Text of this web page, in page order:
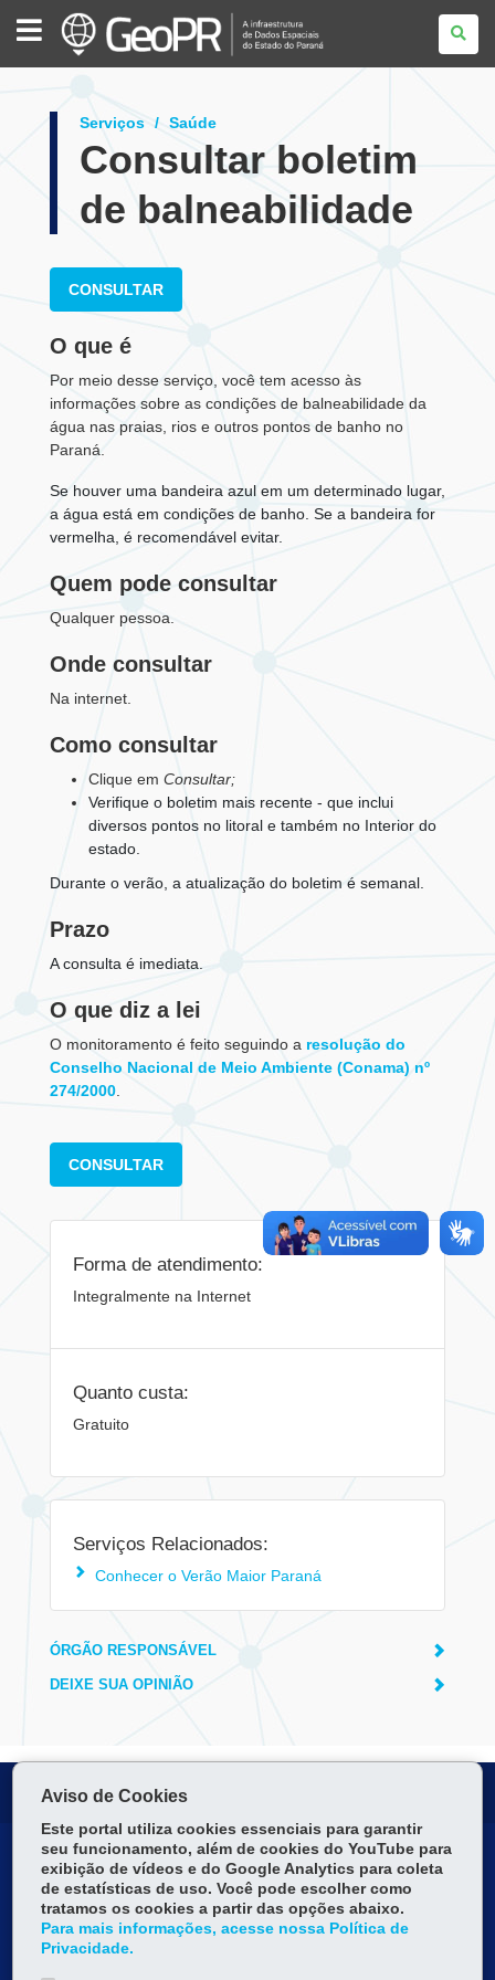
GEOPR
Serviços Saúde
Consultar boletim
de balneabilidade
CONSULTAR
O que é
Por meio desse serviço, você tem acesso às
informações sobre as condições de balneabilidade da
água nas praias, rios e outros pontos de banho no
Paraná.
Se houver uma bandeira azul em um determinado lugar,
a água está em condições de banho. Se a bandeira for
vermelha, é recomendável evitar.
Quem pode consultar
Qualquer pessoa.
Onde consultar
Na internet.
Como consultar
Clique em Consultar;
Verifique o boletim mais recente - que inclui
diversos pontos no litoral e também no Interior do
estado.
Durante o verão, a atualização do boletim é semanal.
Prazo
A consulta é imediata.
O que diz a lei
O monitoramento é feito seguindo a resolução do
Conselho Nacional de Meio Ambiente (Conama) nº
274/2000
CONSULTAR
Forma de atendimento:
Integralmente na Internet
Quanto custa:
Gratuito
Serviços Relacionados:
Conhecer o Verão Maior Paraná
ÓRGÃO RESPONSÁVEL
DEIXE SUA OPINIÃO
Serviços para você!
MAPA DO SITE
DENUNCIE CORRUPÇÃO
OUVIDORIA
Aviso de Cookies
Este portal utiliza cookies essenciais para garantir
seu funcionamento, além de cookies do YouTube para
exibição de vídeos e do Google Analytics para coleta
de estatísticas de uso. Você pode escolher como
tratamos os cookies a partir das opções abaixo.
Para mais informações, acesse nossa Política de
Privacidade.